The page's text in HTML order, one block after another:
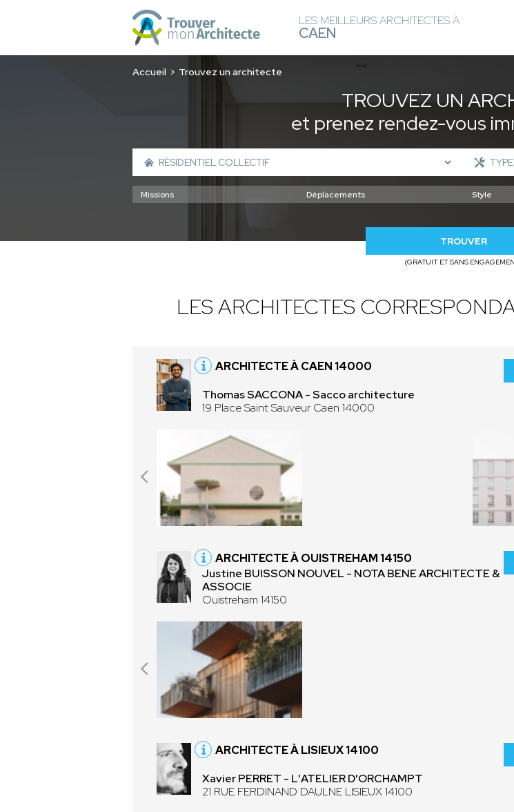
LES MEILLEURS ARCHITECTES À
CAEN
Accueil Trouvez un architecte
TROUVEZ UN
et prenez rendez-vous
TROUVER
(GRATUIT ET SANS
LES ARCHITECTES
ARCHITECTE À CAEN 14000
Thomas SACCONA - Sacco architecture
19 Place Saint Sauveur Caen 14000
ARCHITECTE À OUISTREHAM 14150
Justine BUISSON NOUVEL - NOTA BENE ARCHITECTE &
ASSOCIE
Ouistreham 14150
ARCHITECTE À LISIEUX 14100
Xavier PERRET - L'ATELIER D'ORCHAMPT
21 RUE FERDINAND DAULNE LISIEUX 14100